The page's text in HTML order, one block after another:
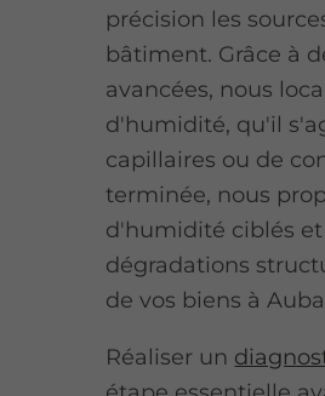
précision les
bâtiment. Grâce à
avancées, nous
d'humidité, qu'il
capillaires ou de
terminée, nous
d'humidité ciblés
dégradations
de vos biens à
Réaliser un